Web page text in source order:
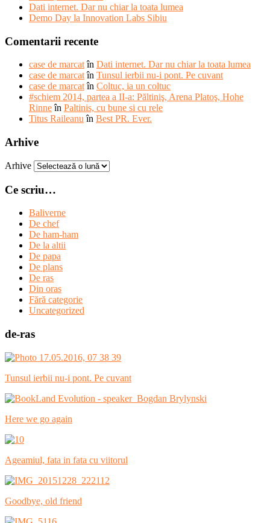
Dati internet. Dar nu chiar la toata lumea
Demo Day la Innovation Labs Sibiu
Comentarii recente
case de marcatîn Dati internet. Dar nu chiar la toata lumea
case de marcatîn Tunsul ierbii nu-i pont. Pe cuvant
case de marcatîn Coltuc, ia un coltuc
#schiem 2014, partea a II-a: Păltiniş, Arena Platoş, Hohe
Rinneîn Paltinis, cu bune si cu rele
Titus Raileanuîn Best PR. Ever.
Arhive
Arhive
Ce scriu…
Baliverne
De chef
De ham-ham
De la altii
De papa
De plans
De ras
Din oras
Fără categorie
Uncategorized
de-ras
Tunsul ierbii nu-i pont. Pe cuvant
Here we go again
Ageamiul, fata in fata cu viitorul
Goodbye, old friend